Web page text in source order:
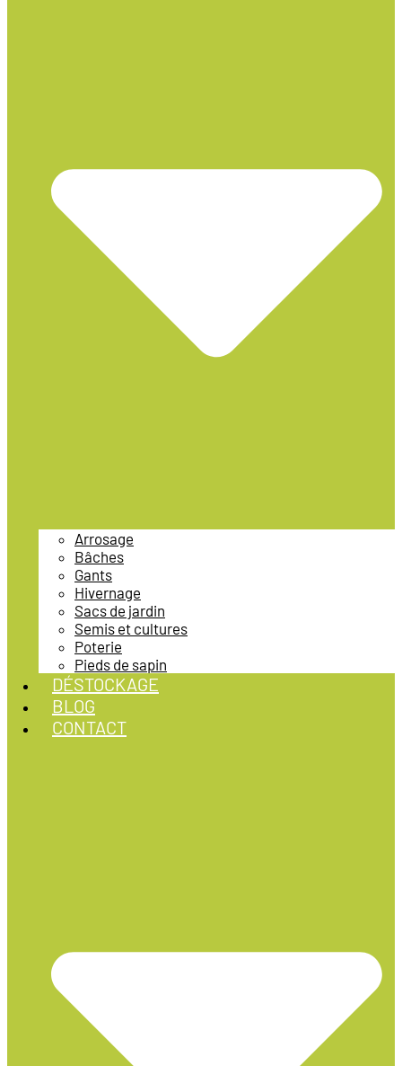
Arrosage
Bâches
Gants
Hivernage
Sacs de jardin
Semis et cultures
Poterie
Pieds de sapin
DÉSTOCKAGE
BLOG
CONTACT